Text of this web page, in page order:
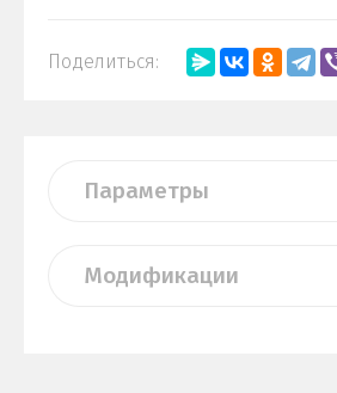
Поделиться:
Параметры
Модификации